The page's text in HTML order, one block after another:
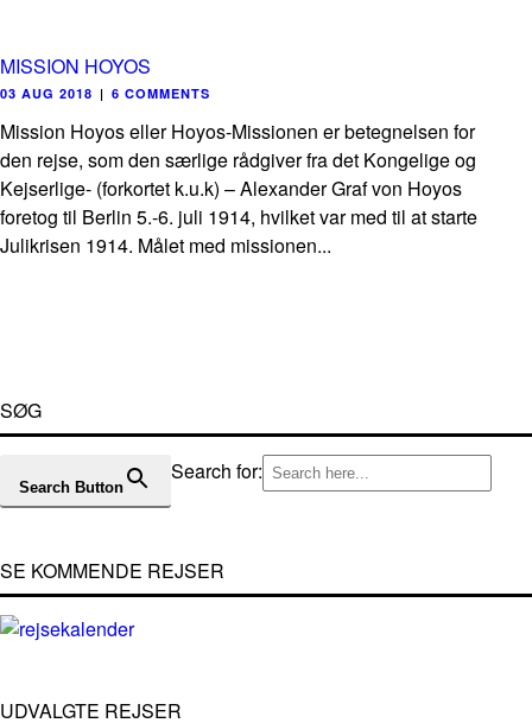
MISSION HOYOS
03 AUG 2018 | 6 COMMENTS
Mission Hoyos eller Hoyos-Missionen er betegnelsen for
den rejse, som den særlige rådgiver fra det Kongelige og
Kejserlige- (forkortet k.u.k) – Alexander Graf von Hoyos
foretog til Berlin 5.-6. juli 1914, hvilket var med til at starte
Julikrisen 1914. Målet med missionen...
SØG
Search for:
Search Button
SE KOMMENDE REJSER
UDVALGTE REJSER